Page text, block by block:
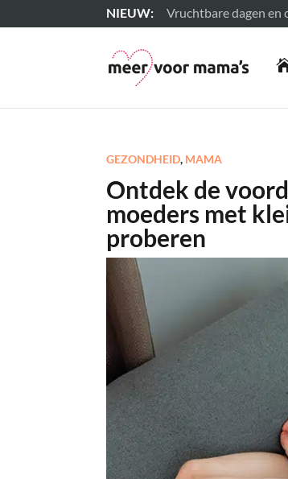
Vruchtbare dagen en
Lees meer
GEZONDHEID, MAMA
Ontdek de
moeders met
proberen